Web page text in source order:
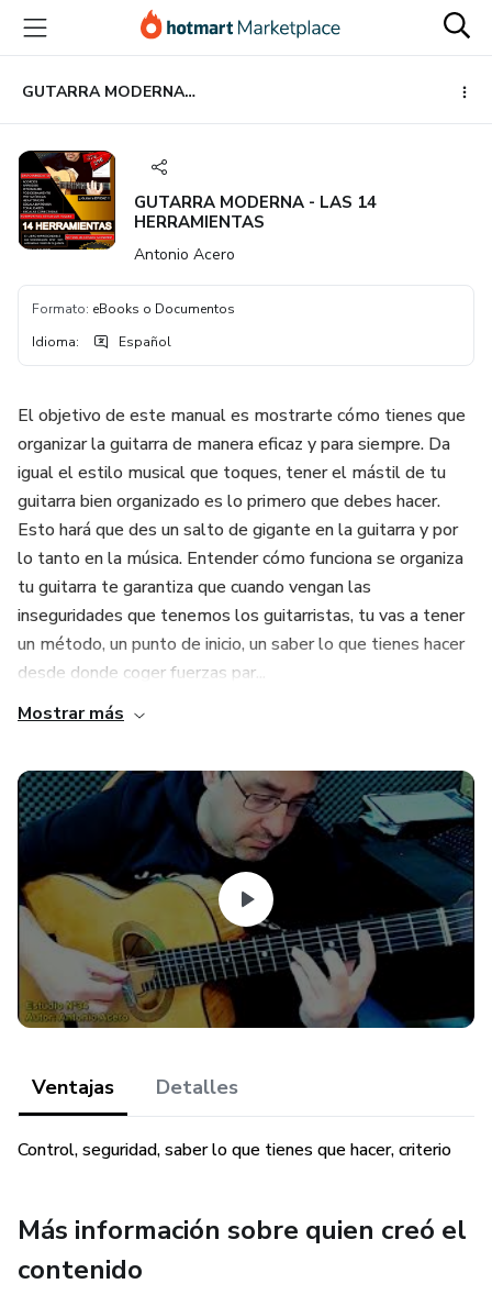
principal
página
de
página
GUTARRA MODERNA - LAS 14 HERRAMIENTAS
GUTARRA MODERNA - LAS 14
HERRAMIENTAS
Antonio Acero
Formato: eBooks o Documentos
Idioma: Español
El objetivo de este manual es mostrarte cómo tienes que
organizar la guitarra de manera eficaz y para siempre. Da
igual el estilo musical que toques, tener el mástil de tu
guitarra bien organizado es lo primero que debes hacer.
Esto hará que des un salto de gigante en la guitarra y por
lo tanto en la música. Entender cómo funciona se organiza
tu guitarra te garantiza que cuando vengan las
inseguridades que tenemos los guitarristas, tu vas a tener
un método, un punto de inicio, un saber lo que tienes hacer
desde donde coger fuerzas par...
Mostrar más
Ventajas Detalles
Control, seguridad, saber lo que tienes que hacer, criterio
Más información sobre quien creó el
contenido